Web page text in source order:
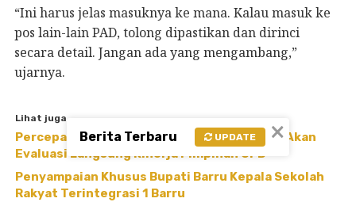
“Ini harus jelas masuknya ke mana. Kalau masuk ke
pos lain-lain PAD, tolong dipastikan dan dirinci
secara detail. Jangan ada yang mengambang,”
ujarnya.
Lihat juga
Percepat Reformasi Birokrasi, Bupati Barru Akan
Evaluasi Langsung Kinerja Pimpinan OPD
Penyampaian Khusus Bupati Barru Kepala Sekolah
Rakyat Terintegrasi 1 Barru
×
Berita Terbaru UPDATE